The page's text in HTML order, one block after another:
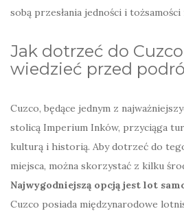
sobą przesłania jedności i tożsamości
Jak dotrzeć do
wiedzieć przed
Cuzco, będące jednym z
stolicą Imperium Inków, przyciąga
kulturą i historią. Aby dotrzeć do
miejsca, można skorzystać z kilku
Najwygodniejszą opcją jest lot
Cuzco posiada międzynarodowe